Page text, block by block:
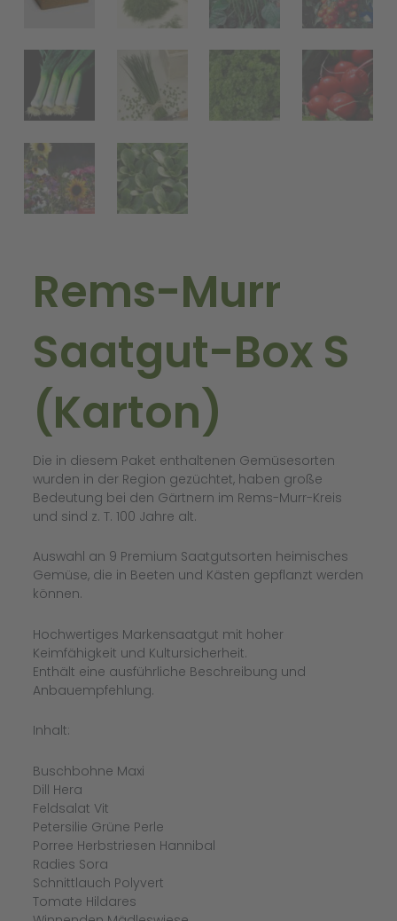
Rems-Murr
Saatgut-Box S
(Karton)
Die in diesem Paket enthaltenen Gemüsesorten
wurden in der Region gezüchtet, haben große
Bedeutung bei den Gärtnern im Rems-Murr-Kreis
und sind z. T. 100 Jahre alt.
Auswahl an 9 Premium Saatgutsorten heimisches
Gemüse, die in Beeten und Kästen gepflanzt werden
können.
Hochwertiges Markensaatgut mit hoher
Keimfähigkeit und Kultursicherheit.
Enthält eine ausführliche Beschreibung und
Anbauempfehlung.
Inhalt:
Buschbohne Maxi
Dill Hera
Feldsalat Vit
Petersilie Grüne Perle
Porree Herbstriesen Hannibal
Radies Sora
Schnittlauch Polyvert
Tomate Hildares